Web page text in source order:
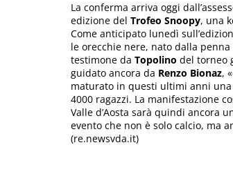
La conferma arriva oggi
edizione del Trofeo Snoopy, una
Come anticipato lunedì
le orecchie nere, nato dalla
testimone da Topolino del torneo
guidato ancora da Renzo Bionaz,
maturato in questi ultimi anni
4000 ragazzi. La manifestazione
Valle d’Aosta sarà quindi ancora
evento che non è solo calcio, ma
(re.newsvda.it)